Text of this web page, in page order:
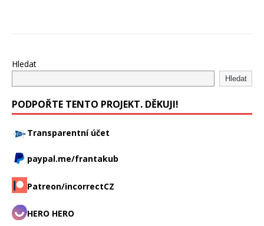
Hledat
Hledat
PODPOŘTE TENTO PROJEKT. DĚKUJI!
Transparentní účet
paypal.me/frantakub
Patreon/incorrectCZ
HERO HERO